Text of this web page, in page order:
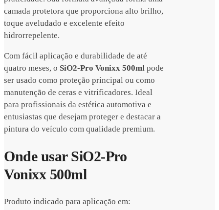
camada protetora que proporciona alto brilho,
toque aveludado e excelente efeito
hidrorrepelente.
Com fácil aplicação e durabilidade de até
quatro meses, o SiO2-Pro Vonixx 500ml pode
ser usado como proteção principal ou como
manutenção de ceras e vitrificadores. Ideal
para profissionais da estética automotiva e
entusiastas que desejam proteger e destacar a
pintura do veículo com qualidade premium.
Onde usar SiO2-Pro
Vonixx 500ml
Produto indicado para aplicação em: